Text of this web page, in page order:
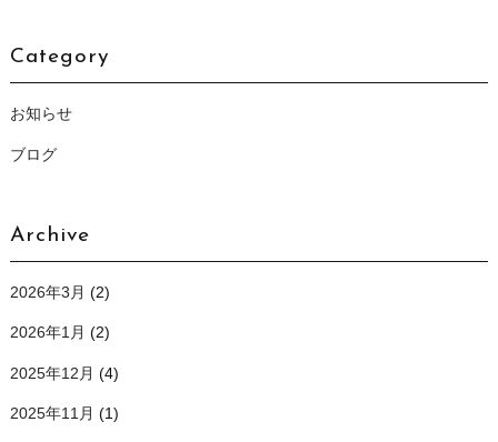
Category
お知らせ
ブログ
Archive
2026年3月 (2)
2026年1月 (2)
2025年12月 (4)
2025年11月 (1)